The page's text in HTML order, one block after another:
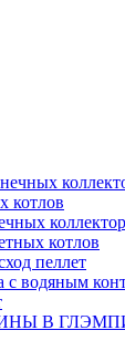
котлов
котлов
пеллет
с водяным
В